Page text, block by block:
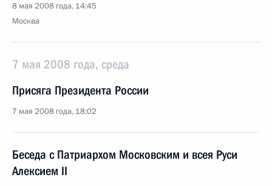
8 мая 2008 года, 14:45
Москва
7 мая 2008 года, среда
Присяга Президента России
7 мая 2008 года, 18:02
Беседа с Патриархом Московским и всея Руси
Алексием II